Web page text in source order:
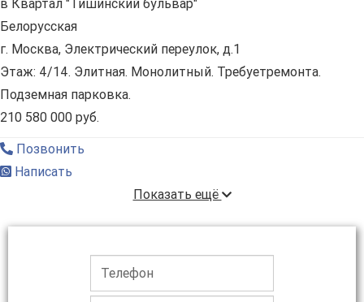
в Квартал "Тишинский бульвар"
Белорусская
г. Москва, Электрический переулок, д.1
Этаж: 4/14. Элитная. Монолитный. Требуетремонта.
Подземная парковка.
210 580 000 руб.
Позвонить
Написать
Показать ещё